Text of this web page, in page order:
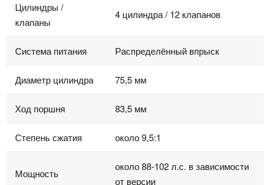
Цилиндры /
клапаны
4 цилиндра / 12 клапанов
Система питания Распределённый впрыск
Диаметр цилиндра 75,5 мм
Ход поршня 83,5 мм
Степень сжатия около 9,5:1
Мощность
около 88-102 л.с. в зависимости
от версии